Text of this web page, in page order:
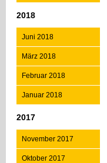
2018
Juni 2018
März 2018
Februar 2018
Januar 2018
2017
November 2017
Oktober 2017